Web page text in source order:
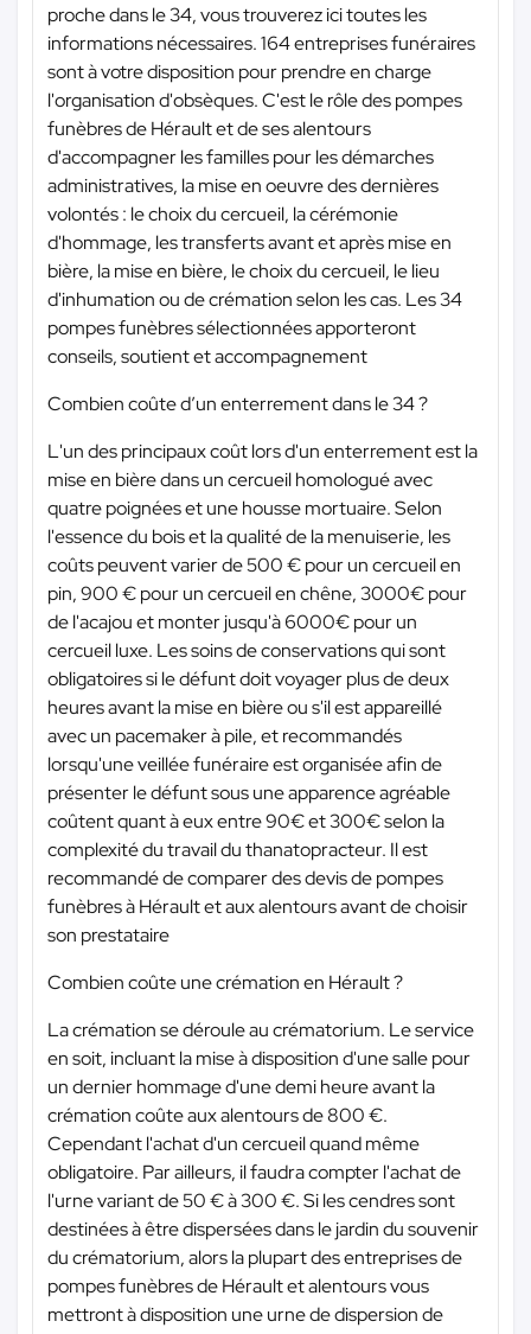
proche dans le 34, vous trouverez ici toutes les
informations nécessaires. 164 entreprises funéraires
sont à votre disposition pour prendre en charge
l'organisation d'obsèques. C'est le rôle des pompes
funèbres de Hérault et de ses alentours
d'accompagner les familles pour les démarches
administratives, la mise en oeuvre des dernières
volontés : le choix du cercueil, la cérémonie
d'hommage, les transferts avant et après mise en
bière, la mise en bière, le choix du cercueil, le lieu
d'inhumation ou de crémation selon les cas. Les 34
pompes funèbres sélectionnées apporteront
conseils, soutient et accompagnement
Combien coûte d’un enterrement dans le 34 ?
L'un des principaux coût lors d'un enterrement est la
mise en bière dans un cercueil homologué avec
quatre poignées et une housse mortuaire. Selon
l'essence du bois et la qualité de la menuiserie, les
coûts peuvent varier de 500 € pour un cercueil en
pin, 900 € pour un cercueil en chêne, 3000€ pour
de l'acajou et monter jusqu'à 6000€ pour un
cercueil luxe. Les soins de conservations qui sont
obligatoires si le défunt doit voyager plus de deux
heures avant la mise en bière ou s'il est appareillé
avec un pacemaker à pile, et recommandés
lorsqu'une veillée funéraire est organisée afin de
présenter le défunt sous une apparence agréable
coûtent quant à eux entre 90€ et 300€ selon la
complexité du travail du thanatopracteur. Il est
recommandé de comparer des devis de pompes
funèbres à Hérault et aux alentours avant de choisir
son prestataire
Combien coûte une crémation en Hérault ?
La crémation se déroule au crématorium. Le service
en soit, incluant la mise à disposition d'une salle pour
un dernier hommage d'une demi heure avant la
crémation coûte aux alentours de 800 €.
Cependant l'achat d'un cercueil quand même
obligatoire. Par ailleurs, il faudra compter l'achat de
l'urne variant de 50 € à 300 €. Si les cendres sont
destinées à être dispersées dans le jardin du souvenir
du crématorium, alors la plupart des entreprises de
pompes funèbres de Hérault et alentours vous
mettront à disposition une urne de dispersion de